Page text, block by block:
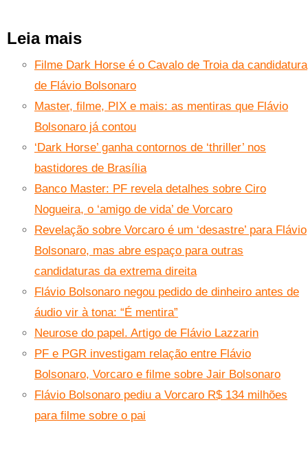
Leia mais
Filme Dark Horse é o Cavalo de Troia da candidatura
de Flávio Bolsonaro
Master, filme, PIX e mais: as mentiras que Flávio
Bolsonaro já contou
‘Dark Horse’ ganha contornos de ‘thriller’ nos
bastidores de Brasília
Banco Master: PF revela detalhes sobre Ciro
Nogueira, o ‘amigo de vida’ de Vorcaro
Revelação sobre Vorcaro é um ‘desastre’ para Flávio
Bolsonaro, mas abre espaço para outras
candidaturas da extrema direita
Flávio Bolsonaro negou pedido de dinheiro antes de
áudio vir à tona: “É mentira”
Neurose do papel. Artigo de Flávio Lazzarin
PF e PGR investigam relação entre Flávio
Bolsonaro, Vorcaro e filme sobre Jair Bolsonaro
Flávio Bolsonaro pediu a Vorcaro R$ 134 milhões
para filme sobre o pai